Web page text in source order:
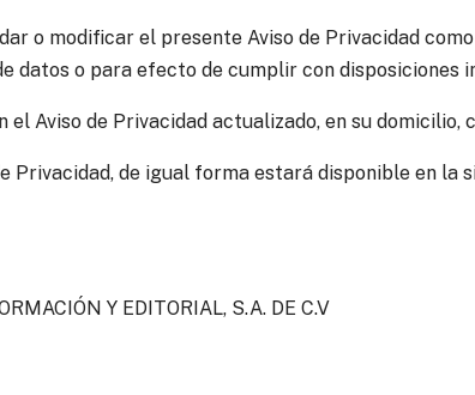
o modificar el presente Aviso de Privacidad
datos o para efecto de cumplir con disposiciones
Aviso de Privacidad actualizado, en su
Privacidad, de igual forma estará disponible en la
Y EDITORIAL, S.A. DE C.V